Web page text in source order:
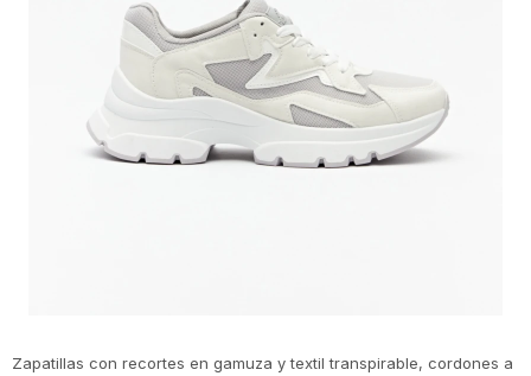
Zapatillas con recortes en gamuza y textil transpirable, cordones a